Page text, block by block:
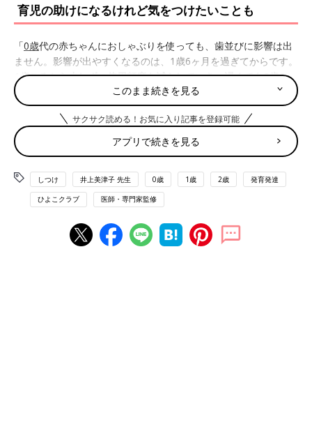
違いなどをリポート。今回は、「使っていい
の？」「やめどきは？」などとママたちが迷い
がちな「おしゃぶり」についてです。
育児の助けになるけれど気をつけたいことも
「0歳代の赤ちゃんにおしゃぶりを使っても、歯並びに影響は出
ません。影響が出やすくなるのは、1歳6ヶ月を過ぎてからです。
1歳ごろから少しずつ使用頻度を減らしていき、遅くても2歳6ヶ
月ごろまでに卒業
すれば問題ないでしょう」（井上先生・以下
同）
欧米では指しゃぶりをさせないために「おしゃぶり」が普
及
「欧米では、指しゃぶり防止のため、20世紀後半におしゃぶりが
急速に広まりました。親子が別室で寝る欧米では、
ため、不正咬合＜ふせいこうごう＞（かみ合わせに異常をきたす
こと）を起こしやすかったのです。1970年代ごろに、おしゃぶ
このまま続きを見る
サクサク読める！お気に入り記事を登録可能
アプリで続きを見る
しつけ 井上美津子 先生 0歳 1歳 2歳 発育発達
ひよこクラブ 医師・専門家監修